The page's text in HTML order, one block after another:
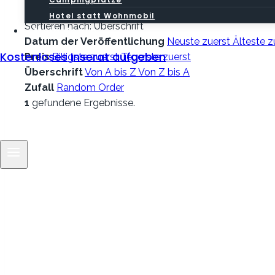
Hotel statt Wohnmobil
Mein Konto
Kostenloses Inserat aufgeben
Search
Sortieren nach: Überschrift
Datum der Veröffentlichung Neuste zuerst Älteste
Preis Billigste zuerstTeuerste zuerst
ÜberschriftVon A bis Z Von Z bis A
Zufall Random Order
1 gefundene Ergebnisse.